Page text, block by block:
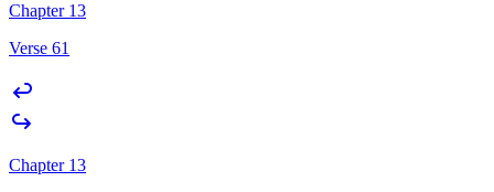
Chapter 13
Verse 61
Chapter 13